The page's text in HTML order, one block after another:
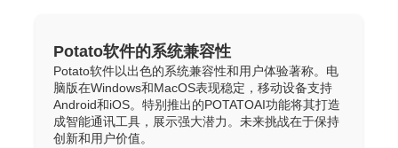
Potato软件的系统兼容性
Potato软件以出色的系统兼容性和用户体验著称。电
脑版在Windows和MacOS表现稳定，移动设备支持
Android和iOS。特别推出的POTATOAI功能将其打造
成智能通讯工具，展示强大潜力。未来挑战在于保持
创新和用户价值。